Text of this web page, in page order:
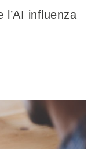
l’AI influenza